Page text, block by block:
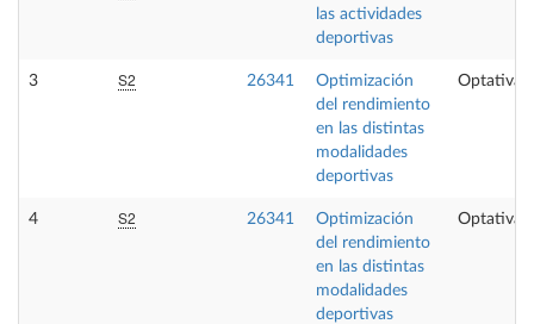
las actividades
deportivas
3 S2 26341
Optimización
del rendimiento
en las distintas
modalidades
deportivas
Optativa
4 S2 26341
Optimización
del rendimiento
en las distintas
modalidades
deportivas
Optativa